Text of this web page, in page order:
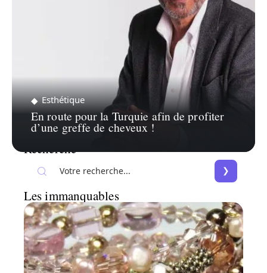
Esthétique
En route pour la Turquie afin de profiter
d’une greffe de cheveux !
Recherche
Les immanquables